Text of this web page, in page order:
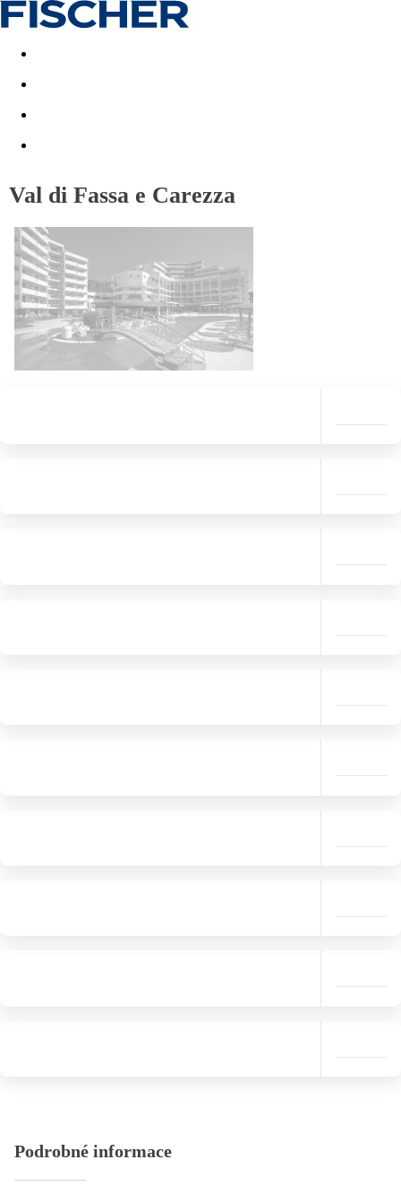
Akční nabídky Last minute
Val di Fassa e Carezza
Podrobné informace